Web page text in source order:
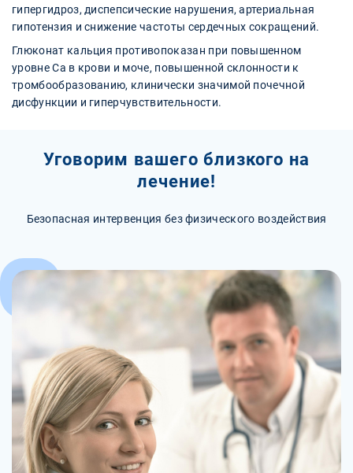
гипергидроз, диспепсические нарушения, артериальная
гипотензия и снижение частоты сердечных сокращений.
Глюконат кальция противопоказан при повышенном
уровне Са в крови и моче, повышенной склонности к
тромбообразованию, клинически значимой почечной
дисфункции и гиперчувствительности.
Уговорим вашего близкого на
лечение!
Безопасная интервенция без физического воздействия